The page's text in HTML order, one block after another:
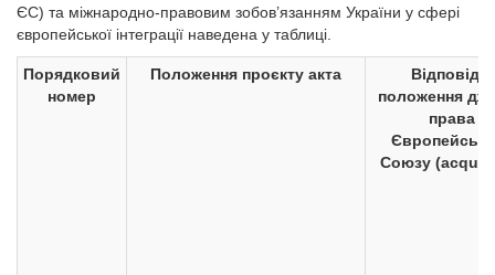
ЄС) та міжнародно-правовим зобов’язанням України у сфері
європейської інтеграції наведена у таблиці.
Порядковий
номер
Положення проєкту акта
Відповідні
положення
права
Союзу (acquis